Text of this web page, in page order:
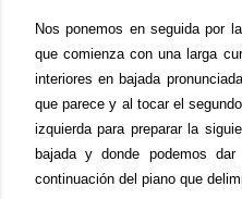
Nos ponemos en seguida por
que comienza con una larga
interiores en bajada
que parece y al tocar el
izquierda para preparar la
bajada y donde podemos
continuación del piano que